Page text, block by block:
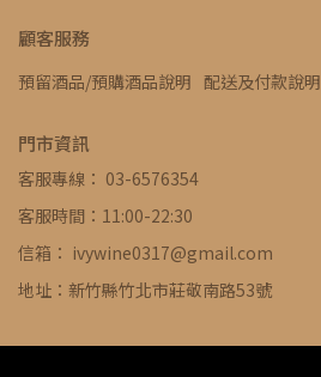
顧客服務
預留酒品/預購酒品說明 配送及付款說明
門市資訊
客服專線： 03-6576354
客服時間：11:00-22:30
信箱： ivywine0317@gmail.com
地址：新竹縣竹北市莊敬南路53號